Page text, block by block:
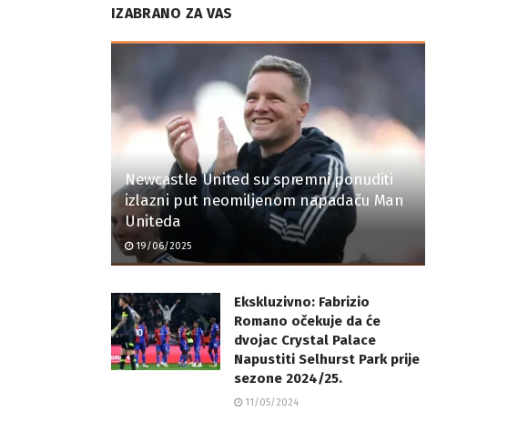
IZABRANO ZA VAS
Newcastle United su spremni ponuditi
izlazni put neomiljenom napadaču Man
Uniteda
19/06/2025
Ekskluzivno: Fabrizio
Romano očekuje da će
dvojac Crystal Palace
Napustiti Selhurst Park prije
sezone 2024/25.
11/05/2024